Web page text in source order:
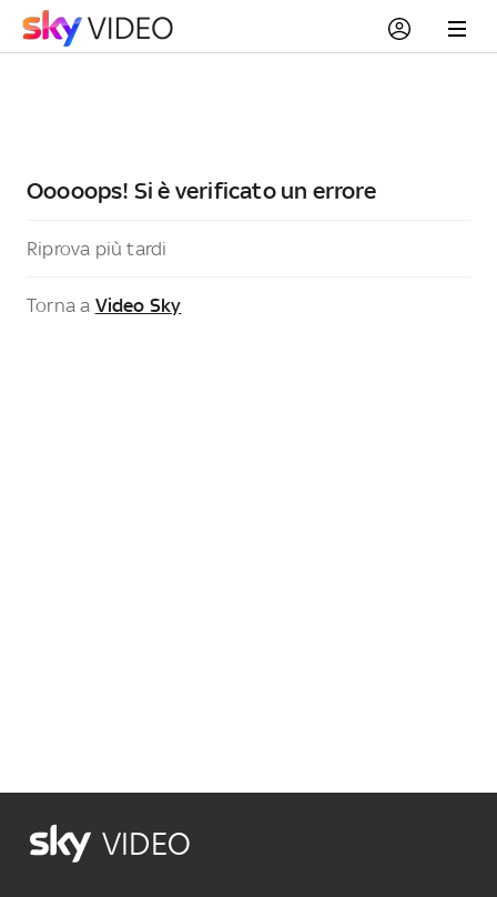
Ooooops! Si è verificato un errore
Riprova più tardi
Torna a Video Sky
VIDEO